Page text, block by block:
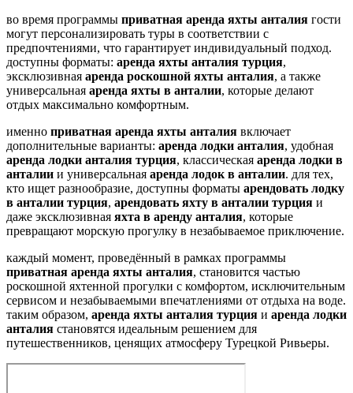
во время программы приватная аренда яхты анталия гости
могут персонализировать туры в соответствии с
предпочтениями, что гарантирует индивидуальный подход.
доступны форматы: аренда яхты анталия турция,
эксклюзивная аренда роскошной яхты анталия, а также
универсальная аренда яхты в анталии, которые делают
отдых максимально комфортным.
именно приватная аренда яхты анталия включает
дополнительные варианты: аренда лодки анталия, удобная
аренда лодки анталия турция, классическая аренда лодки в
анталии и универсальная аренда лодок в анталии. для тех,
кто ищет разнообразие, доступны форматы арендовать лодку
в анталии турция, арендовать яхту в анталии турция и
даже эксклюзивная яхта в аренду анталия, которые
превращают морскую прогулку в незабываемое приключение.
каждый момент, проведённый в рамках программы
приватная аренда яхты анталия, становится частью
роскошной яхтенной прогулки с комфортом, исключительным
сервисом и незабываемыми впечатлениями от отдыха на воде.
таким образом, аренда яхты анталия турция и аренда лодки
анталия становятся идеальным решением для
путешественников, ценящих атмосферу Турецкой Ривьеры.